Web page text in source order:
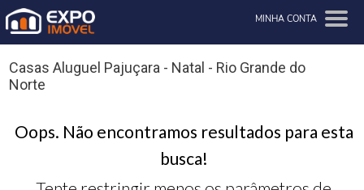
MINHA CONTA
Casas Aluguel Pajuçara - Natal - Rio Grande do
Norte
Oops. Não encontramos resultados para esta
busca!